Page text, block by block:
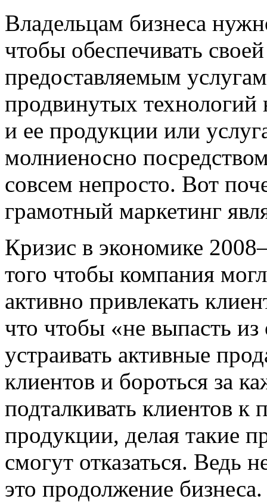
Владельцам бизнеса
чтобы обеспечивать
предоставляемым
продвинутых технологий
и ее продукции или
молниеносно
совсем непросто. Вот
грамотный маркетинг
Кризис в экономике
того чтобы компания
активно привлекать
что чтобы «не выпасть
устраивать активные
клиентов и бороться за
подталкивать клиентов
продукции, делая такие
смогут отказаться. Ведь
это продолжение бизнеса.